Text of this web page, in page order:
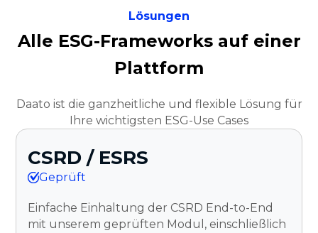
Lösungen
Alle ESG-Frameworks auf einer
Plattform
Daato ist die ganzheitliche und flexible Lösung für
Ihre wichtigsten ESG-Use Cases
CSRD / ESRS
Geprüft
Einfache Einhaltung der CSRD End-to-End
mit unserem geprüften Modul, einschließlich